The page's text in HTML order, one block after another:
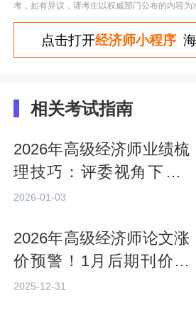
考，如有异议，请考生以权威部门公布的内容为
点击打开经济师小程序海
相关考试指南
2026年高级经济师业绩梳
理技巧：评委视角下的3
大关键要点
2026-01-03
2026年高级经济师论文涨
价预警！1月后期刊价格
飙升，是真的吗？
2025-12-31